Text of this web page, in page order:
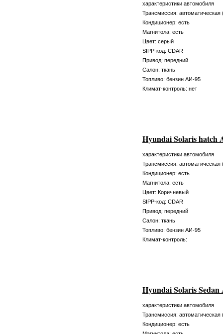
характеристики автомобиля
Трансмиссия: автоматическая
Кондиционер: есть
Магнитола: есть
Цвет: серый
SIPP-код: CDAR
Привод: передний
Салон: ткань
Топливо: бензин АИ-95
Климат-контроль: нет
Hyundai Solaris
характеристики автомобиля
Трансмиссия: автоматическая
Кондиционер: есть
Магнитола: есть
Цвет: Коричневый
SIPP-код: CDAR
Привод: передний
Салон: ткань
Топливо: бензин АИ-95
Климат-контроль:
Hyundai Solaris Sedan
характеристики автомобиля
Трансмиссия: автоматическая
Кондиционер: есть